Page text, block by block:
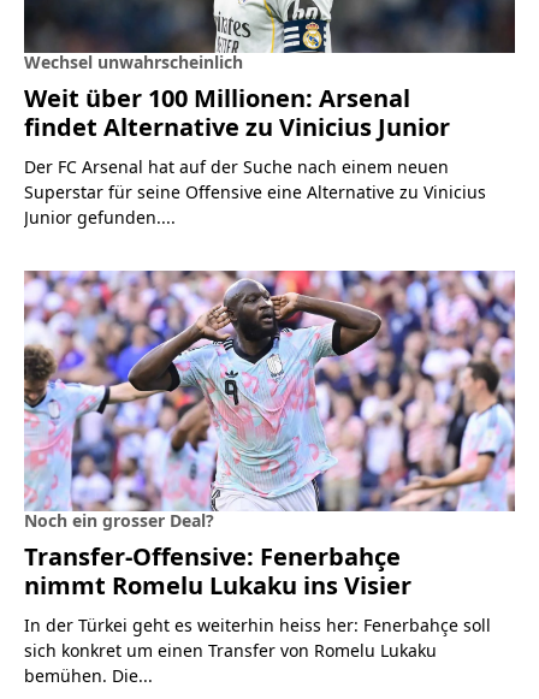
Wechsel unwahrscheinlich
Weit über 100 Millionen: Arsenal
findet Alternative zu Vinicius Junior
Der FC Arsenal hat auf der Suche nach einem neuen
Superstar für seine Offensive eine Alternative zu Vinicius
Junior gefunden....
Noch ein grosser Deal?
Transfer-Offensive: Fenerbahçe
nimmt Romelu Lukaku ins Visier
In der Türkei geht es weiterhin heiss her: Fenerbahçe soll
sich konkret um einen Transfer von Romelu Lukaku
bemühen. Die...